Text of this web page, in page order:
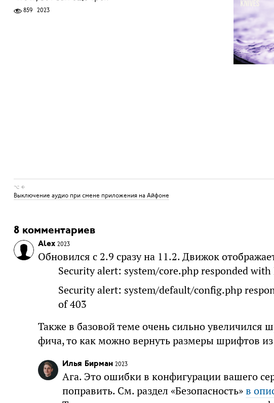
859 2023
⌥ ←
Выключение аудио при смене приложения на Айфоне
8 комментариев
Alex 2023
Обновился с 2.9 сразу на 11.2. Движок
Security alert: system/core.php responded
Security alert: system/default/config.php
of 403
Также в базовой теме очень сильно увеличился
фича, то как можно вернуть размеры шрифтов
Илья Бирман 2023
Ага. Это ошибки в конфигурации вашего
поправить. См. раздел «Безопасность»в